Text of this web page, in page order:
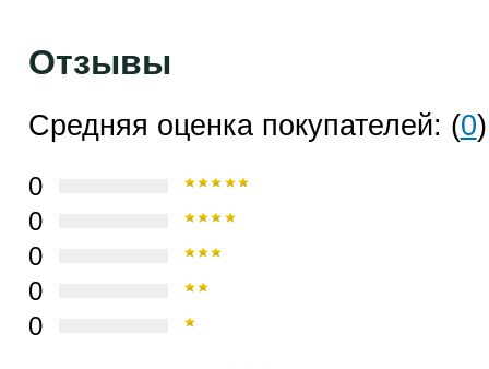
Отзывы
Средняя оценка покупателей: (0)
0
0
0
0
0